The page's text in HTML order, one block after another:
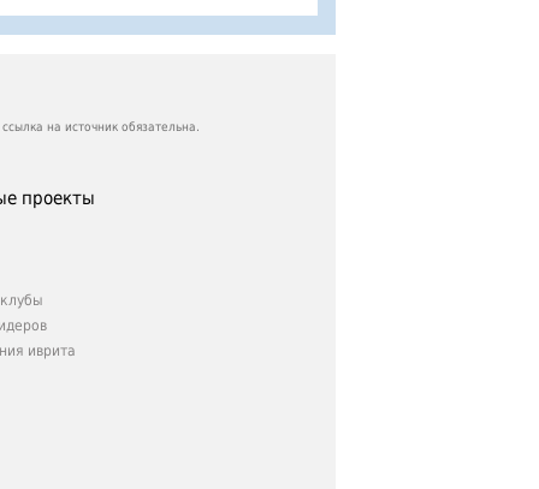
на источник обязательна.
проекты
иврита